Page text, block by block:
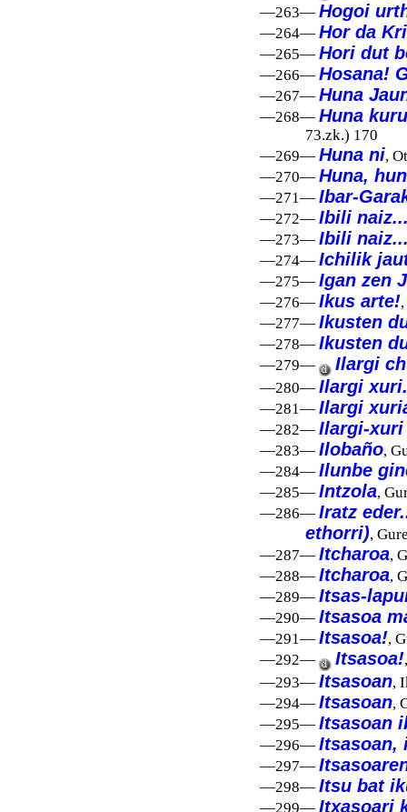
—263— Hogoi
—264— Hor da
—265— Hori dut
—266— Hosana!
—267— Huna
—268— Huna
73.zk.) 170
—269— Huna ni,
—270— Huna,
—271— Ibar-
—272— Ibili
—273— Ibili
—274— Ichilik
—275— Igan zen
—276— Ikus arte!
—277— Ikusten
—278— Ikusten
—279— Ilargi
—280— Ilargi
—281— Ilargi
—282— Ilargi-xuri
—283— Ilobaño,
—284— Ilunbe
—285— Intzola,
—286— Iratz
ethorri),
—287— Itcharoa,
—288— Itcharoa,
—289— Itsas-
—290— Itsasoa
—291— Itsasoa!,
—292—
Itsasoa!
—293— Itsasoan,
—294— Itsasoan,
—295— Itsasoan
—296— Itsasoan,
—297—
—298— Itsu bat
—299— Itxasoari